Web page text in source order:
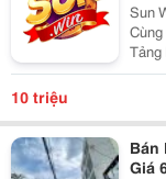
Sun
Tảng
Ổn
10 triệu
Bán
Giá